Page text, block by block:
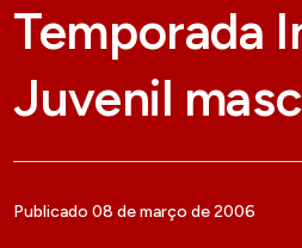
Temporada
Juvenil
Publicado 08 de março de 2006